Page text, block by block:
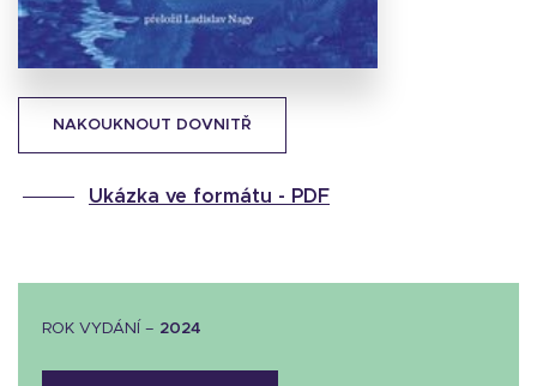
NAKOUKNOUT DOVNITŘ
Ukázka ve formátu - PDF
ROK VYDÁNÍ – 2024